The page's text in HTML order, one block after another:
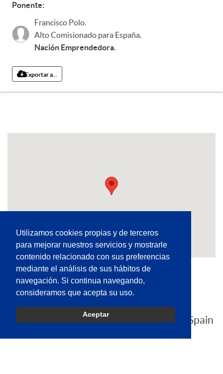
Ponente:
Francisco Polo.
Alto Comisionado para España.
Nación Emprendedora.
Exportar a...
IE Tower, Clase T-09.02
P.º de la Castellana, 259, 28046 Madrid, Spain
Utilizamos cookies propias y de terceros
para mejorar nuestros servicios y mostrarle
contenido relacionado con sus preferencias
mediante el análisis de sus hábitos de
navegación. Si continua navegando,
consideramos que acepta su uso.
Aceptar